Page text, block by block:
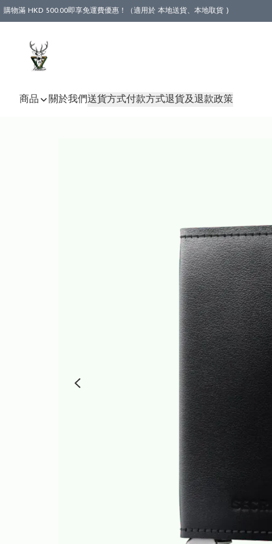
購物滿 HKD 500.00即享免運費優惠！（適用於 本地送貨、本地取貨 )
商品 關於我們送貨方式付款方式退貨及退款政策